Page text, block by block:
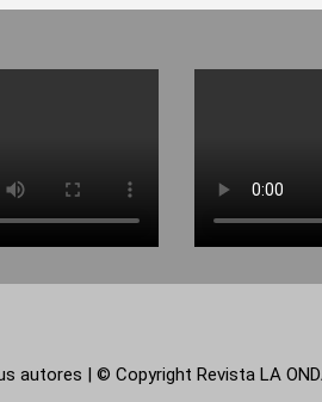
autores | © Copyright Revista LA